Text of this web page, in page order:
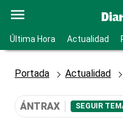
Última Hora Actualidad
Portada Actualidad
ÁNTRAX SEGUIR